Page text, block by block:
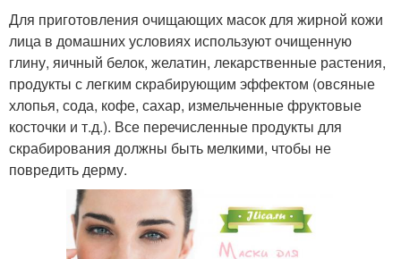
Для приготовления очищающих масок для жирной кожи
лица в домашних условиях используют очищенную
глину, яичный белок, желатин, лекарственные растения,
продукты с легким скрабирующим эффектом (овсяные
хлопья, сода, кофе, сахар, измельченные фруктовые
косточки и т.д.). Все перечисленные продукты для
скрабирования должны быть мелкими, чтобы не
повредить дерму.